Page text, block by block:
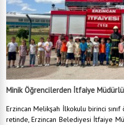
Minik Öğrencilerden İtfaiye
Erzincan Melikşah İlkokulu birinci
retinde, Erzincan Belediyesi İtfaiye